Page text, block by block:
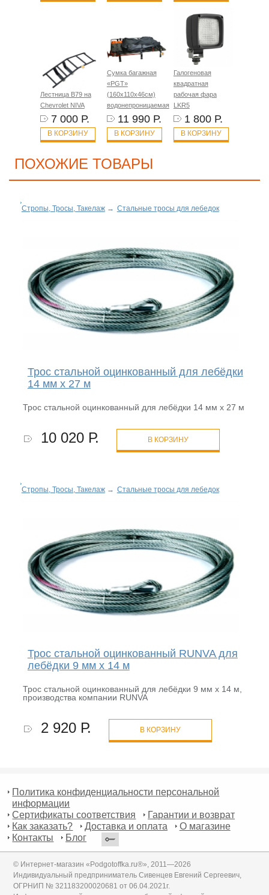
Лестница B79 на
Chevrolet NIVA
7 000 Р.
В КОРЗИНУ
Сумка багажная
«PGT»
(160х110х46см)
водонепроницаемая
11 990 Р.
В КОРЗИНУ
Галогеновая
квадратная
рабочая фара
LKR5
1 800 Р.
В КОРЗИНУ
ПОХОЖИЕ ТОВАРЫ
Стропы, Тросы, Такелаж→ Стальные тросы для лебедок
Трос стальной оцинкованный для лебёдки
14 мм х 27 м
Трос стальной оцинкованный для лебёдки 14 мм х 27 м
10 020 Р. В КОРЗИНУ
Стропы, Тросы, Такелаж→ Стальные тросы для лебедок
Трос стальной оцинкованный RUNVA для
лебёдки 9 мм x 14 м
Трос стальной оцинкованный для лебёдки 9 мм x 14 м,
производства компании RUNVA
2 920 Р. В КОРЗИНУ
Политика конфиденциальности персональной
информации
Сертификаты соответствия
Гарантии и возврат
Как заказать?
Доставка и оплата
О магазине
Контакты
Блог
© Интернет-магазин «Podgotoffka.ru®», 2011—2026
Индивидуальный предприниматель Сивенцев Евгений Сергеевич,
ОГРНИП № 321183200020681 от 06.04.2021г.